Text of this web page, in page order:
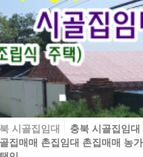
시골집임대
충북 시골집임대
집매매 촌집임대 촌집매매 농가